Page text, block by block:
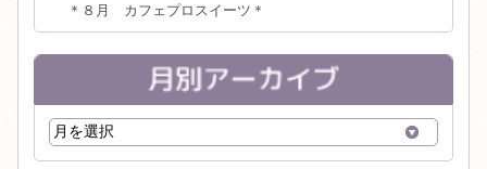
＊８月 カフェプロスイーツ＊